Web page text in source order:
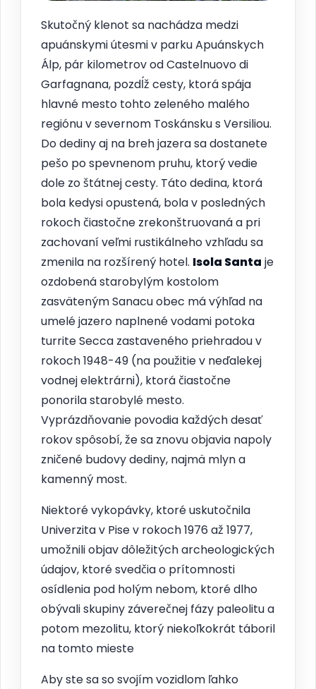
Skutočný klenot sa nachádza medzi
apuánskymi útesmi v parku Apuánskych
Álp, pár kilometrov od Castelnuovo di
Garfagnana, pozdĺž cesty, ktorá spája
hlavné mesto tohto zeleného malého
regiónu v severnom Toskánsku s Versiliou.
Do dediny aj na breh jazera sa dostanete
pešo po spevnenom pruhu, ktorý vedie
dole zo štátnej cesty. Táto dedina, ktorá
bola kedysi opustená, bola v posledných
rokoch čiastočne zrekonštruovaná a pri
zachovaní veľmi rustikálneho vzhľadu sa
zmenila na rozšírený hotel. Isola Santa je
ozdobená starobylým kostolom
zasväteným Sanacu obec má výhľad na
umelé jazero naplnené vodami potoka
turrite Secca zastaveného priehradou v
rokoch 1948-49 (na použitie v neďalekej
vodnej elektrárni), ktorá čiastočne
ponorila starobylé mesto.
Vyprázdňovanie povodia každých desať
rokov spôsobí, že sa znovu objavia napoly
zničené budovy dediny, najmä mlyn a
kamenný most.
Niektoré vykopávky, ktoré uskutočnila
Univerzita v Pise v rokoch 1976 až 1977,
umožnili objav dôležitých archeologických
údajov, ktoré svedčia o prítomnosti
osídlenia pod holým nebom, ktoré dlho
obývali skupiny záverečnej fázy paleolitu a
potom mezolitu, ktorý niekoľkokrát táboril
na tomto mieste
Aby ste sa so svojím vozidlom ľahko